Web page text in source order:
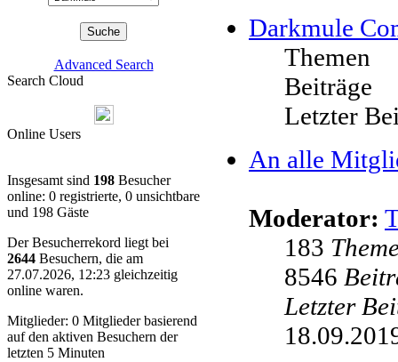
Advanced Search
Search Cloud
Online Users
Insgesamt sind 198 Besucher
online: 0 registrierte, 0 unsichtbare
und 198 Gäste
Der Besucherrekord liegt bei
2644 Besuchern, die am
27.07.2026, 12:23 gleichzeitig
online waren.
Mitglieder: 0 Mitglieder basierend
auf den aktiven Besuchern der
letzten 5 Minuten
Darkmule
Themen
Beiträge
Letzter
An alle
Moderator:
183
8546
Letzter